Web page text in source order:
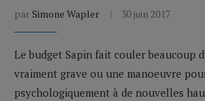
par Simone Wapler 30 juin 2017
Le budget Sapin fait couler beaucoup
vraiment grave ou une manoeuvre
psychologiquement à de nouvelles